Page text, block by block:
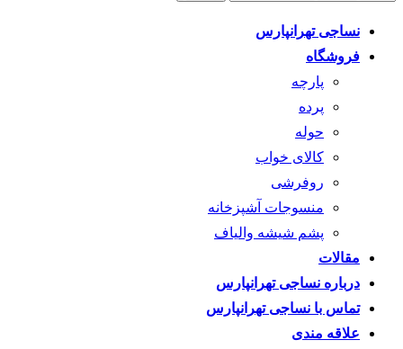
نساجی تهرانپارس
فروشگاه
پارچه
پرده
حوله
کالای خواب
روفرشی
منسوجات آشپزخانه
پشم شیشه والیاف
مقالات
درباره نساجی تهرانپارس
تماس با نساجی تهرانپارس
علاقه مندی